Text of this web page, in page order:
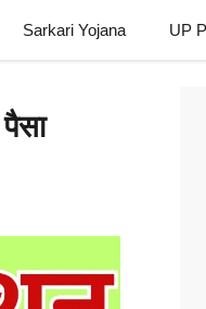
Sarkari Yojana UP